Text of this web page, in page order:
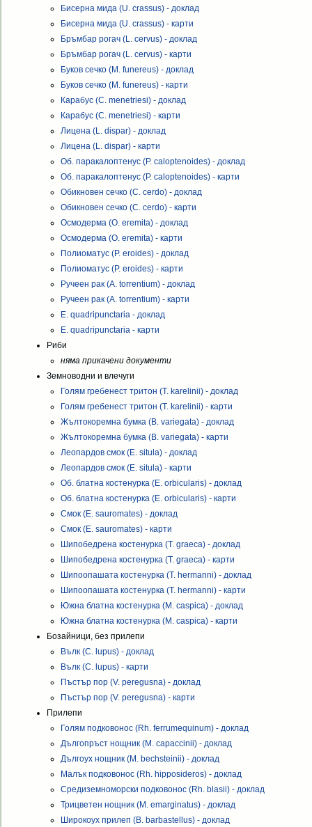
Бисерна мида (U. crassus) - доклад
Бисерна мида (U. crassus) - карти
Бръмбар рогач (L. cervus) - доклад
Бръмбар рогач (L. cervus) - карти
Буков сечко (M. funereus) - доклад
Буков сечко (M. funereus) - карти
Карабус (C. menetriesi) - доклад
Карабус (C. menetriesi) - карти
Лицена (L. dispar) - доклад
Лицена (L. dispar) - карти
Об. паракалоптенус (P. caloptenoides) - доклад
Об. паракалоптенус (P. caloptenoides) - карти
Обикновен сечко (C. cerdo) - доклад
Обикновен сечко (C. cerdo) - карти
Осмодерма (O. eremita) - доклад
Осмодерма (O. eremita) - карти
Полиоматус (P. eroides) - доклад
Полиоматус (P. eroides) - карти
Ручеен рак (A. torrentium) - доклад
Ручеен рак (A. torrentium) - карти
E. quadripunctaria - доклад
E. quadripunctaria - карти
Риби
няма прикачени документи
Земноводни и влечуги
Голям гребенест тритон (T. karelinii) - доклад
Голям гребенест тритон (T. karelinii) - карти
Жълтокоремна бумка (B. variegata) - доклад
Жълтокоремна бумка (B. variegata) - карти
Леопардов смок (E. situla) - доклад
Леопардов смок (E. situla) - карти
Об. блатна костенурка (E. orbicularis) - доклад
Об. блатна костенурка (E. orbicularis) - карти
Смок (E. sauromates) - доклад
Смок (E. sauromates) - карти
Шипобедрена костенурка (T. graeca) - доклад
Шипобедрена костенурка (T. graeca) - карти
Шипоопашата костенурка (T. hermanni) - доклад
Шипоопашата костенурка (T. hermanni) - карти
Южна блатна костенурка (M. caspica) - доклад
Южна блатна костенурка (M. caspica) - карти
Бозайници, без прилепи
Вълк (C. lupus) - доклад
Вълк (C. lupus) - карти
Пъстър пор (V. peregusna) - доклад
Пъстър пор (V. peregusna) - карти
Прилепи
Голям подковонос (Rh. ferrumequinum) - доклад
Дългопръст нощник (M. capaccinii) - доклад
Дългоух нощник (M. bechsteinii) - доклад
Малък подковонос (Rh. hipposideros) - доклад
Средиземноморски подковонос (Rh. blasii) - доклад
Трицветен нощник (M. emarginatus) - доклад
Широкоух прилеп (B. barbastellus) - доклад